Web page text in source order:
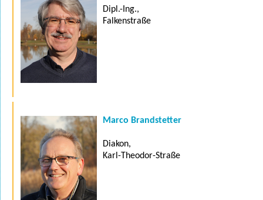
Dipl.-Ing.,
Falkenstraße
Marco Brandstetter
Diakon,
Karl-Theodor-Straße